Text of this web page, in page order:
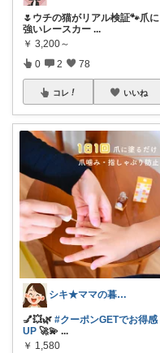
🌷ウチの猫がリアル検証🐾爪に
強いレースカー ...
￥ 3,200～
0 2 78
コレ いいね
シキ★ママの暮らし、キッズ
💅💥🌿 #クーポンGETでお得感
UP 🚀💫 ...
￥ 1,580